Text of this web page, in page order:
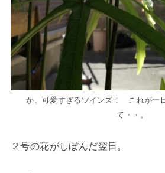
か、可愛すぎるツインズ！ これが一
て・・。
２号の花がしぼんだ翌日。